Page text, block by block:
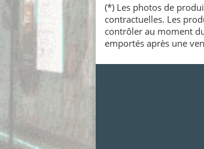
(*) Les photos de
contractuelles. Les
contrôler au moment
emportés après une